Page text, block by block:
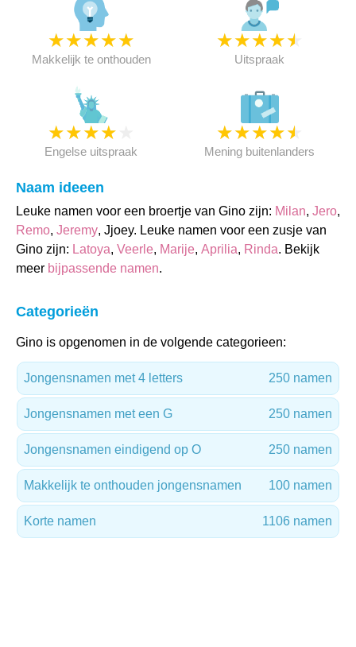
★★★★★
Makkelijk te onthouden
★★★★★
Uitspraak
★★★★
Engelse uitspraak
★★★★★
Mening buitenlanders
Naam ideeen
Leuke namen voor een broertje van Gino zijn: Milan, Jero,
Remo, Jeremy, Jjoey. Leuke namen voor een zusje van
Gino zijn: Latoya, Veerle, Marije, Aprilia, Rinda. Bekijk
meer bijpassende namen.
Categorieën
Gino is opgenomen in de volgende categorieen:
Jongensnamen met 4 letters 250 namen
Jongensnamen met een G 250 namen
Jongensnamen eindigend op O 250 namen
Makkelijk te onthouden jongensnamen 100 namen
Korte namen 1106 namen